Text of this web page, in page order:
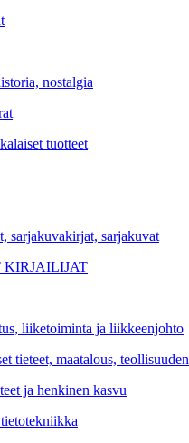
nostalgia
tuotteet
sarjakuvakirjat, sarjakuvat
KIRJAILIJAT
liiketoiminta ja liikkeenjohto
tieteet, maatalous,
ja henkinen kasvu